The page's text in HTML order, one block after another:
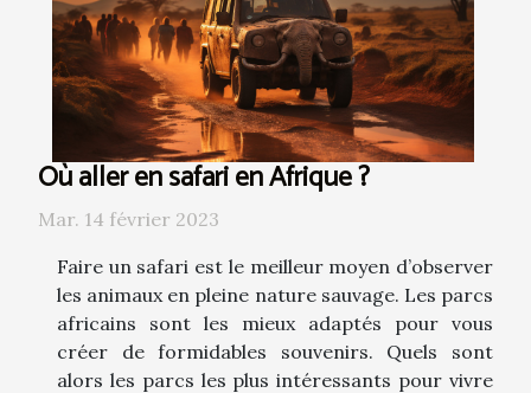
Où aller en safari en Afrique ?
Mar. 14 février 2023
Faire un safari est le meilleur moyen d’observer
les animaux en pleine nature sauvage. Les parcs
africains sont les mieux adaptés pour vous
créer de formidables souvenirs. Quels sont
alors les parcs les plus intéressants pour vivre